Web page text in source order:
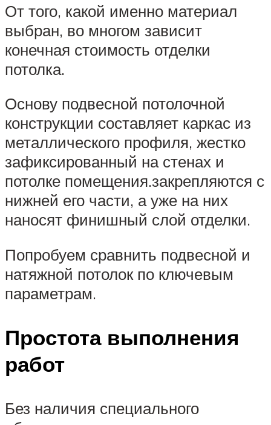
От того, какой именно материал
выбран, во многом зависит
конечная стоимость отделки
потолка.
Основу подвесной потолочной
конструкции составляет каркас из
металлического профиля, жестко
зафиксированный на стенах и
потолке помещения.закрепляются с
нижней его части, а уже на них
наносят финишный слой отделки.
Попробуем сравнить подвесной и
натяжной потолок по ключевым
параметрам.
Простота выполнения
работ
Без наличия специального